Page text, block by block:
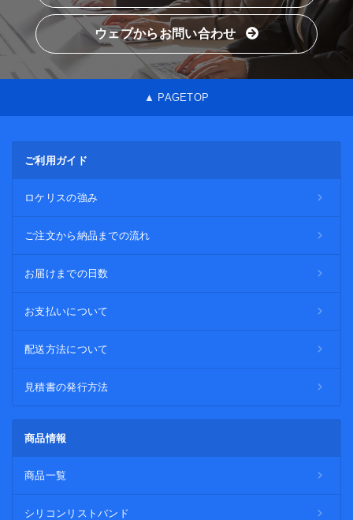
ウェブからお問い合わせ
▲ PAGETOP
ご利用ガイド
ロケリスの強み
ご注文から納品までの流れ
お届けまでの日数
お支払いについて
配送方法について
見積書の発行方法
商品情報
商品一覧
シリコンリストバンド